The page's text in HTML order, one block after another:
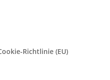
Richtlinie (EU)